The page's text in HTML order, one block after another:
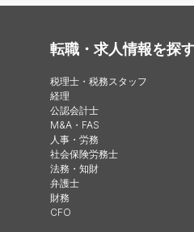
転職・求人情報を探
税理士・税務スタッフ
経理
公認会計士
M&A・FAS
人事・労務
社会保険労務士
法務・知財
弁護士
財務
CFO